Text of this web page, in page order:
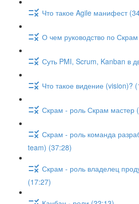
Что такое Agile манифест
О чем руководство по
Суть PMI, Scrum, Kanban в
Что такое видение (vision)?
Скрам - роль Скрам мастер
Скрам - роль команда
team) (37:28)
Скрам - роль владелец
(17:27)